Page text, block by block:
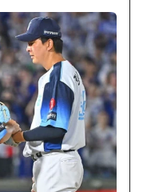
友谊赛结束后，向球队
猪肉或海鲜等济州著
时评价道：“考虑到
送方便且Han Guk-eul
。”并补充说：“希望
起体验各种乡土美
场举行的与济州的
。 当天，金玟哉佩戴
钟后，在观众起立鼓
·孔帕尼在赛后新闻
“出于体能分配考
在与阿斯顿维拉的